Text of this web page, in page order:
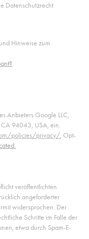
Datenschutzrecht
Hinweise zum
Anbieters Google LLC,
94043, USA, ein.
policies/privacy/, Opt-
veröffentlichten
angeforderter
widersprochen. Der
Schritte im Falle der
etwa durch Spam-E-